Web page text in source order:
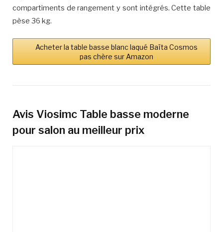
compartiments de rangement y sont intégrés. Cette table
pèse 36 kg.
Acheter la table basse blanc laqué Baïta Cosmos
pas chère sur Amazon
Avis Viosimc Table basse moderne
pour salon au meilleur prix